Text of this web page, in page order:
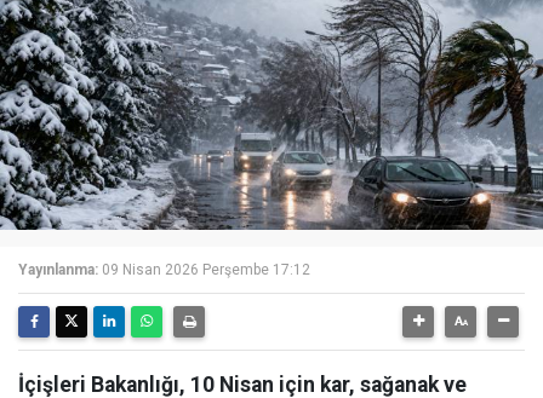
Yayınlanma: 09 Nisan 2026 Perşembe 17:12
İçişleri Bakanlığı, 10 Nisan için kar, sağanak ve